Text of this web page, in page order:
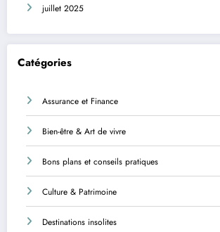
juillet 2025
Catégories
Assurance et Finance
Bien-être & Art de vivre
Bons plans et conseils pratiques
Culture & Patrimoine
Destinations insolites